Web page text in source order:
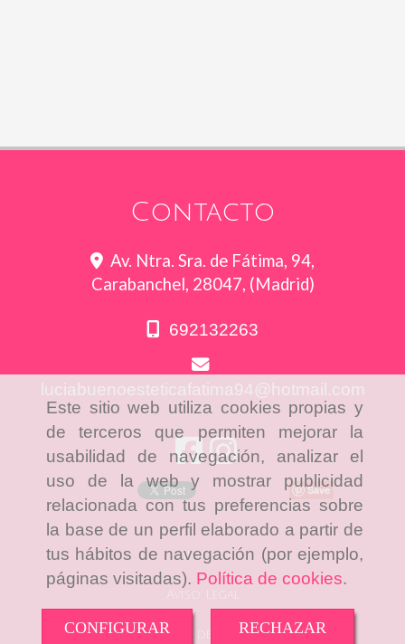
Este sitio web utiliza cookies propias y
de terceros que permiten mejorar la
usabilidad de navegación, analizar el
uso de la web y mostrar publicidad
relacionada con tus preferencias sobre
la base de un perfil elaborado a partir de
tus hábitos de navegación (por ejemplo,
páginas visitadas). Política de cookies.
CONFIGURAR RECHAZAR
Contacto
Av. Ntra. Sra. de Fátima, 94,
Carabanchel, 28047, (Madrid)
692132263
luciabuenoesteticafatima94 hotmail.com
Save
Inicio
Política de cookies